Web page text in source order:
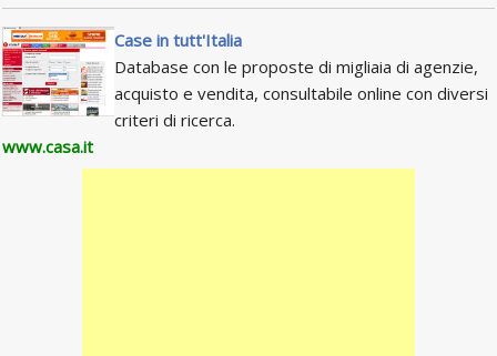
Case in tutt'Italia
Database con le proposte di migliaia di agenzie,
acquisto e vendita, consultabile online con diversi
criteri di ricerca.
www.casa.it